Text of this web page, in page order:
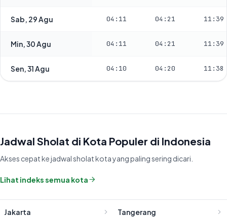
Sab, 29 Agu 04:11 04:21 11:39
Min, 30 Agu 04:11 04:21 11:39
Sen, 31 Agu 04:10 04:20 11:38
Jadwal Sholat di Kota Populer di Indonesia
Akses cepat ke jadwal sholat kota yang paling sering dicari.
Lihat indeks semua kota
Jakarta Tangerang